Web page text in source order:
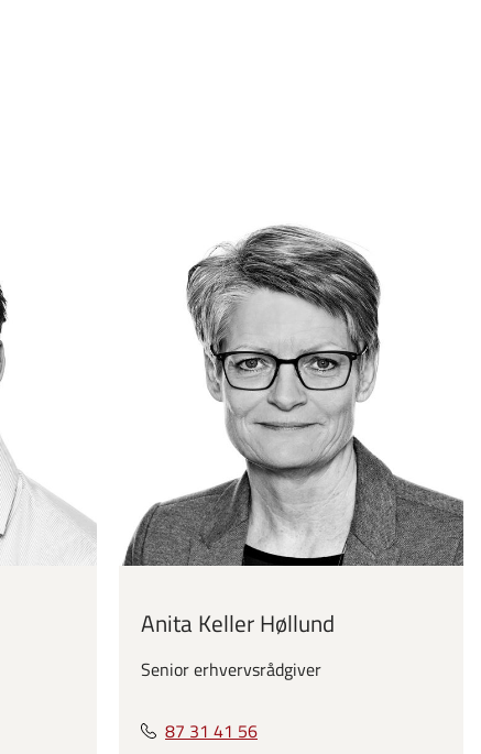
Anita Keller Høllund
Senior erhvervsrådgiver
87 31 41 56